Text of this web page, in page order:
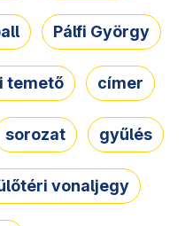
Pálfi György
temető címer
sorozat gyűlés
vonaljegy